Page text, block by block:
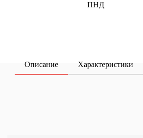
Описание Характеристики